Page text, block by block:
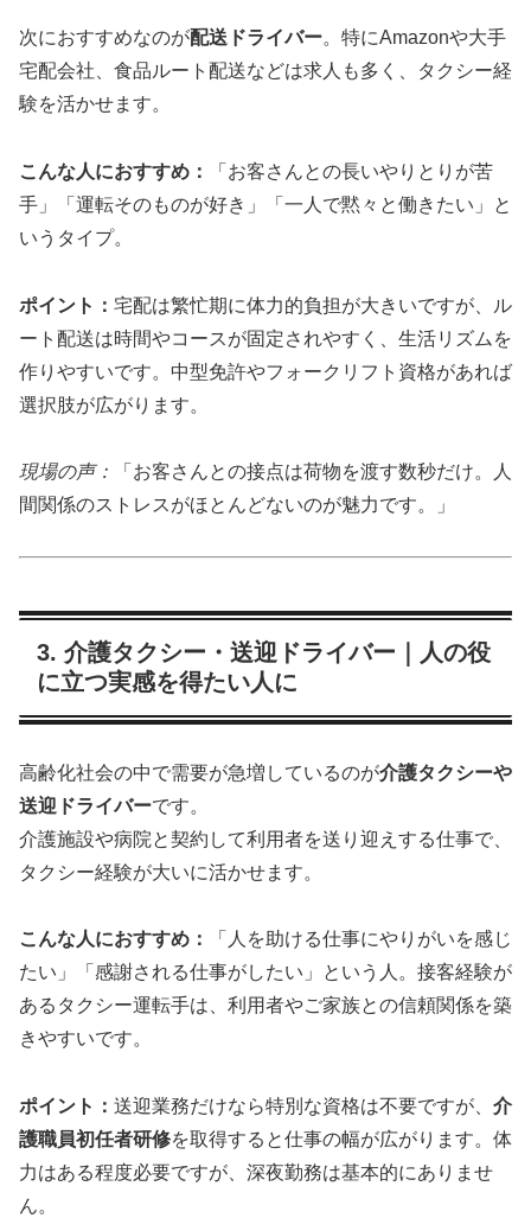
次におすすめなのが配送ドライバー。特にAmazonや大手
宅配会社、食品ルート配送などは求人も多く、タクシー経
験を活かせます。
こんな人におすすめ：
「お客さんとの長いやりとりが苦
手」「運転そのものが好き」「一人で黙々と働きたい」と
いうタイプ。
ポイント： 宅配は繁忙期に体力的負担が大きいですが、ル
ート配送は時間やコースが固定されやすく、生活リズムを
作りやすいです。中型免許やフォークリフト資格があれば
選択肢が広がります。
現場の声：
「お客さんとの接点は荷物を渡す数秒だけ。人
間関係のストレスがほとんどないのが魅力です。」
3. 介護タクシー・送迎ドライバー｜人の役
に立つ実感を得たい人に
高齢化社会の中で需要が急増しているのが介護タクシーや
送迎ドライバーです。
介護施設や病院と契約して利用者を送り迎えする仕事で、
タクシー経験が大いに活かせます。
こんな人におすすめ：
「人を助ける仕事にやりがいを感じ
たい」「感謝される仕事がしたい」という人。接客経験が
あるタクシー運転手は、利用者やご家族との信頼関係を築
きやすいです。
ポイント： 送迎業務だけなら特別な資格は不要ですが、 介
護職員初任者研修を取得すると仕事の幅が広がります。体
力はある程度必要ですが、深夜勤務は基本的にありませ
ん。